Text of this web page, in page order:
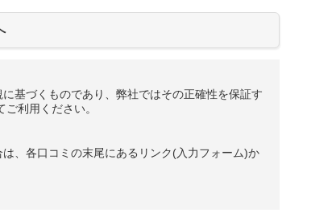
基づくものであり、弊社ではその正確性を保証す
利用ください。
、各口コミの末尾にあるリンク(入力フォーム)か